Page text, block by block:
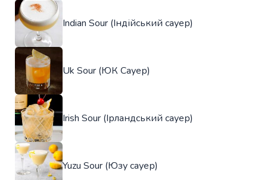
Indian Sour (Індійський сауер)
Uk Sour (ЮК Сауер)
Irish Sour (Ірландський сауер)
Yuzu Sour (Юзу сауер)